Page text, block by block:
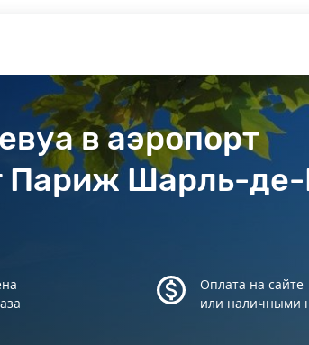
в аэропорт
Шарль-де-
Оплата на сайте
или наличными